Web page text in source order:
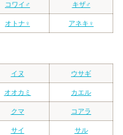
コワイ♂ キザ♂
オトナ♀ アネキ♀
イヌ ウサギ
オオカミ カエル
クマ コアラ
サイ サル